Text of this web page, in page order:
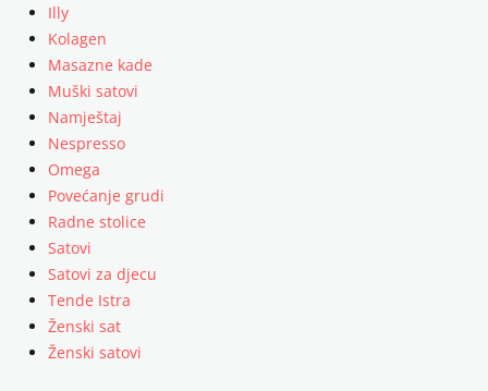
Illy
Kolagen
Masazne kade
Muški satovi
Namještaj
Nespresso
Omega
Povećanje grudi
Radne stolice
Satovi
Satovi za djecu
Tende Istra
Ženski sat
Ženski satovi